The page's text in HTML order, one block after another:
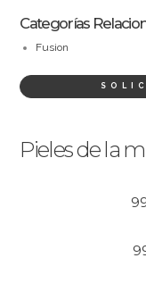
Categorías
Fusion
Pieles de la